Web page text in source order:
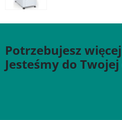
Potrzebujesz
Jesteśmy do